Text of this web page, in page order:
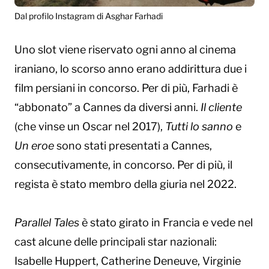
Dal profilo Instagram di Asghar Farhadi
Uno slot viene riservato ogni anno al cinema
iraniano, lo scorso anno erano addirittura due i
film persiani in concorso. Per di più, Farhadi è
“abbonato” a Cannes da diversi anni. Il cliente
(che vinse un Oscar nel 2017), Tutti lo sanno e
Un eroesono stati presentati a Cannes,
consecutivamente, in concorso. Per di più, il
regista è stato membro della giuria nel 2022.
Parallel Talesè stato girato in Francia e vede nel
cast alcune delle principali star nazionali:
Isabelle Huppert, Catherine Deneuve, Virginie